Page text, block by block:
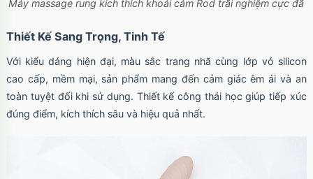
Máy massage rung kích thích khoái cảm Rod trãi nghiệm cực đã
Thiết Kế Sang Trọng, Tinh Tế
Với kiểu dáng hiện đại, màu sắc trang nhã cùng lớp vỏ silicon
cao cấp, mềm mại, sản phẩm mang đến cảm giác êm ái và an
toàn tuyệt đối khi sử dụng. Thiết kế công thái học giúp tiếp xúc
đúng điểm, kích thích sâu và hiệu quả nhất.